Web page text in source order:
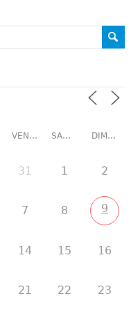
VENDREDI SAMEDI DIMANCHE
31 1 2
7 8 9
14 15 16
21 22 23